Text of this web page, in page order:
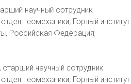
научный сотрудник
геомеханики, Горный институт
Российская Федерация;
старший научный сотрудник
геомеханики, Горный институт